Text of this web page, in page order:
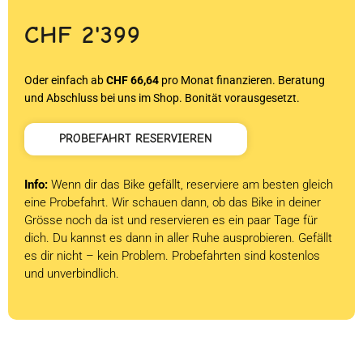
CHF 2'399
Oder einfach abCHF 66,64 pro Monat finanzieren. Beratung
und Abschluss bei uns im Shop. Bonität vorausgesetzt.
PROBEFAHRT RESERVIEREN
Info: Wenn dir das Bike gefällt, reserviere am besten gleich
eine Probefahrt. Wir schauen dann, ob das Bike in deiner
Grösse noch da ist und reservieren es ein paar Tage für
dich. Du kannst es dann in aller Ruhe ausprobieren. Gefällt
es dir nicht – kein Problem. Probefahrten sind kostenlos
und unverbindlich.